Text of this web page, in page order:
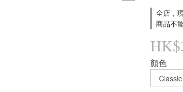
全店，
商品不
顏色